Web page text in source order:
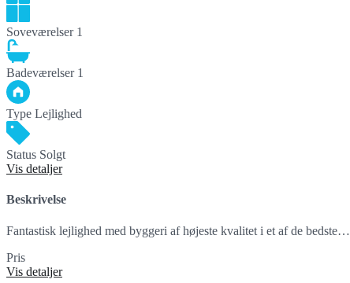
Soveværelser 1
Badeværelser 1
Type Lejlighed
Status Solgt
Vis detaljer
Beskrivelse
Fantastisk lejlighed med byggeri af højeste kvalitet i et af de bedste…
Pris
Vis detaljer